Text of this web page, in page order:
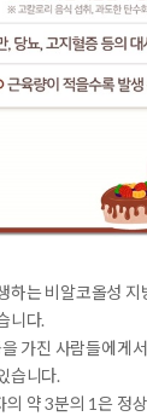
하는 비알코올성
니다.
가진 사람들에게
습니다.
의 약 3분의 1은 정